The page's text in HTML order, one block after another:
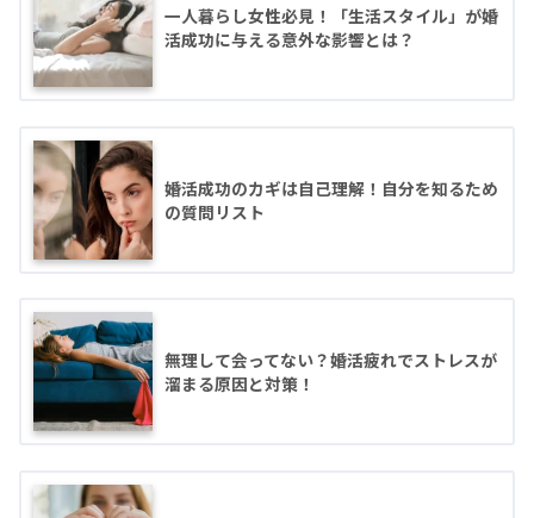
一人暮らし女性必見！「生活スタイル」が婚
活成功に与える意外な影響とは？
婚活成功のカギは自己理解！自分を知るため
の質問リスト
無理して会ってない？婚活疲れでストレスが
溜まる原因と対策！